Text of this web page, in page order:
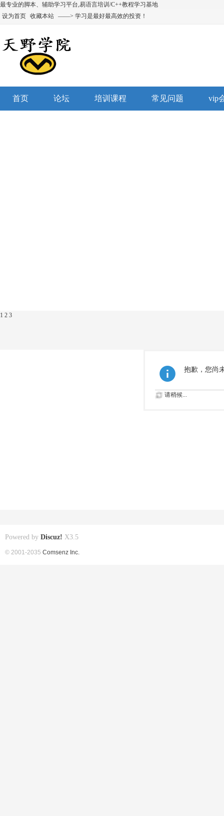
最专业的脚本、辅助学习平台,易语言培训/C++教程学习基地
设为首页 收藏本站 ——> 学习是最好最高效的投资！
首页 论坛 培训课程 常见问题 vip
1 2 3
抱歉，您尚
请稍候...
Powered by Discuz! X3.5
© 2001-2035 Comsenz Inc.